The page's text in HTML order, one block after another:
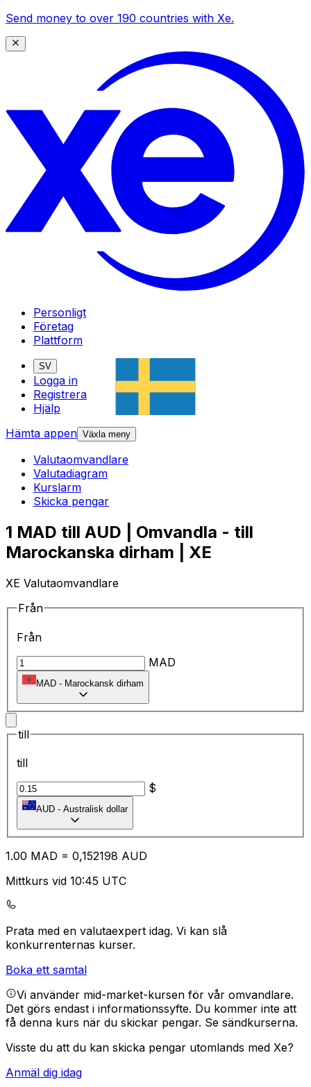
Send money to over 190 countries with Xe.
Personligt
Företag
Plattform
SV
Logga in
Registrera
Hjälp
Hämta appen Växla meny
Valutaomvandlare
Valutadiagram
Kurslarm
Skicka pengar
1 MAD till AUD | Omvandla - till
Marockanska dirham | XE
XE Valutaomvandlare
Från
Från
MAD
MAD - Marockansk dirham
till
till
$
AUD - Australisk dollar
1.00 MAD = 0,152198 AUD
Mittkurs vid 10:45 UTC
Prata med en valutaexpert idag. Vi kan slå
konkurrenternas kurser.
Boka ett samtal
Vi använder mid-market-kursen för vår omvandlare.
Det görs endast i informationssyfte. Du kommer inte att
få denna kurs när du skickar pengar. Se sändkurserna.
Visste du att du kan skicka pengar utomlands med Xe?
Anmäl dig idag